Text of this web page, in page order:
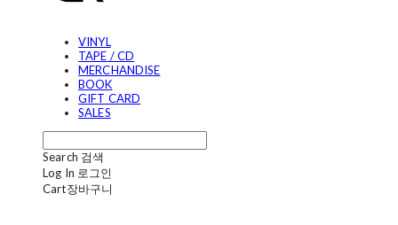
VINYL
TAPE / CD
MERCHANDISE
BOOK
GIFT CARD
SALES
Search 검색
Log In 로그인
Cart장바구니